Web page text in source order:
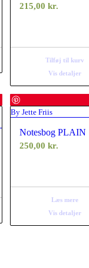
215,00kr.
Tilføj til kurv
Vis detaljer
By Jette Friis
Notesbog PLAIN
250,00kr.
Læs mere
Vis detaljer